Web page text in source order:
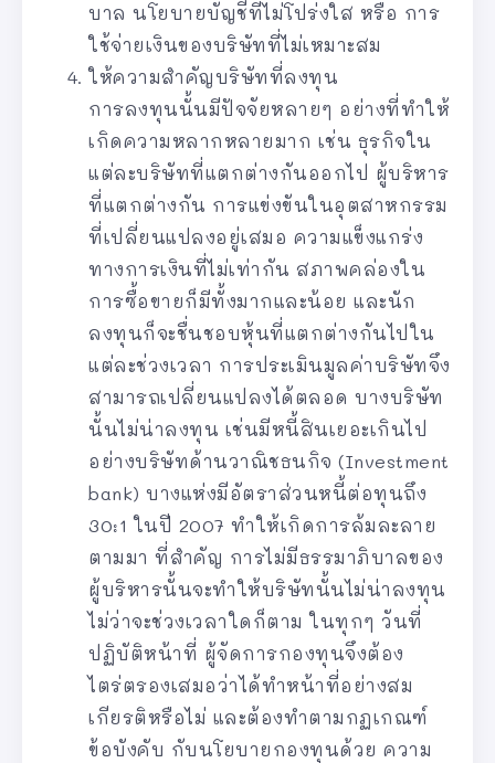
บาล นโยบายบัญชีที่ไม่โปร่งใส หรือ การ
ใช้จ่ายเงินของบริษัทที่ไม่เหมาะสม
ให้ความสำคัญบริษัทที่ลงทุน
การลงทุนนั้นมีปัจจัยหลายๆ อย่างที่ทำให้
เกิดความหลากหลายมาก เช่น ธุรกิจใน
แต่ละบริษัทที่แตกต่างกันออกไป ผู้บริหาร
ที่แตกต่างกัน การแข่งขันในอุตสาหกรรม
ที่เปลี่ยนแปลงอยู่เสมอ ความแข็งแกร่ง
ทางการเงินที่ไม่เท่ากัน สภาพคล่องใน
การซื้อขายก็มีทั้งมากและน้อย และนัก
ลงทุนก็จะชื่นชอบหุ้นที่แตกต่างกันไปใน
แต่ละช่วงเวลา การประเมินมูลค่าบริษัทจึง
สามารถเปลี่ยนแปลงได้ตลอด บางบริษัท
นั้นไม่น่าลงทุน เช่นมีหนี้สินเยอะเกินไป
อย่างบริษัทด้านวาณิชธนกิจ (Investment
bank) บางแห่งมีอัตราส่วนหนี้ต่อทุนถึง
30:1 ในปี 2007 ทำให้เกิดการล้มละลาย
ตามมา ที่สำคัญ การไม่มีธรรมาภิบาลของ
ผู้บริหารนั้นจะทำให้บริษัทนั้นไม่น่าลงทุน
ไม่ว่าจะช่วงเวลาใดก็ตาม ในทุกๆ วันที่
ปฏิบัติหน้าที่ ผู้จัดการกองทุนจึงต้อง
ไตร่ตรองเสมอว่าได้ทำหน้าที่อย่างสม
เกียรติหรือไม่ และต้องทำตามกฏเกณฑ์
ข้อบังคับ กับนโยบายกองทุนด้วย ความ